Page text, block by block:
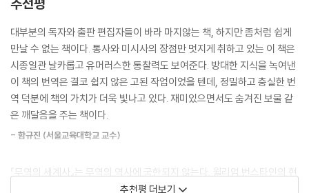
종교에서 영감을 얻은 잔혹함과 천재성을 결합하여 잔해를 공격했고 근대
포르투갈 왕은 탐험대를 이끄는 로페즈 드 세케이라(Lopez de Sequeir
a)에게 말라카와의 교역 관계를 수립하라는 임무를 맡긴 터였다. 아덴이
인도양 서단에 위치하여 유럽, 이집트, 터키, 말라카로 향하는 물자를 통제
한다면, 말라카는 대양의 동단에 위치한 좁은 해협으로 향료 제도의 향료
와 중국이나 일본의 사치품이 지나갔다. 1509년 4월 소함대는 코친에 도
착하여 물자를 다시 보급 받고 선박을 수리했다. 8월 19일에는 여름 계절
23일 후인 9월 11일에 말라카에 도착했다. --- 「7장 대항해시대:포루투갈
순으로 결합해서 미시사와 통사의 장점을 절묘하게 취한 책이다.
세계의 패권을 결정한 찬란한 거래의 역사를 통해 현재를 읽고 미래를 예
견하는 통찰력을 제시하는 《무역의 세계사》는 2008년 [파이낸셜타임스]
와 [이코노미스트]의 ‘올해의 책’에 동시 선정되면서 경제사 분야의 고전
으로 일찌감치 자리 잡았다. 2018년 미중 무역전쟁이 격화되면서 이 책의
통찰이 다시금 주목받으며 10년 만에 베스트셀러 리스트에 재진입했다.
늘날의 정치 지형에서 심각한 공격을 받고 있는 이때, 무역의 역사를 추적
당신의 시야를 넓혀줄 것’이라고 소개했다.
대부분의 독자와 출판 편집자들이 바라 마지않는 책, 하지만 좀처럼 쉽게
만날 수 없는 책이다. 통사와 미시사의 장점만 멋지게 취하고 있는 이 책은
시종일관 날카롭고 유머러스한 통찰력도 보여준다. 방대한 지식을 녹여낸
이 책의 번역은 결코 쉽지 않은 고된 작업이었을 텐데, 정밀하고 충실한 번
역 덕분에 책의 가치가 더욱 빛나고 있다. 재미있으면서도 숨겨진 보물 같
은 깨달음을 주는 책이다.
- 함규진 (서울교육대학교 교수)
『무역의 세계사』는 무역의 역사에 국한되지 않는다. 윌리엄 번스타인의 현
란한 글솜씨를 통해 세계의 역사를 아우르는 책이 되었다. 저렴하게 사서
추천평 더보기